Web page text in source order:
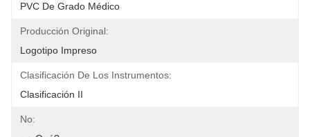
PVC De Grado Médico
Producción Original:
Logotipo Impreso
Clasificación De Los Instrumentos:
Clasificación II
No: